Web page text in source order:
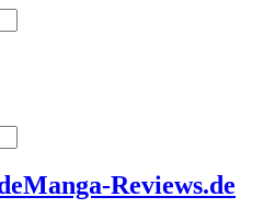
Manga-Reviews.de